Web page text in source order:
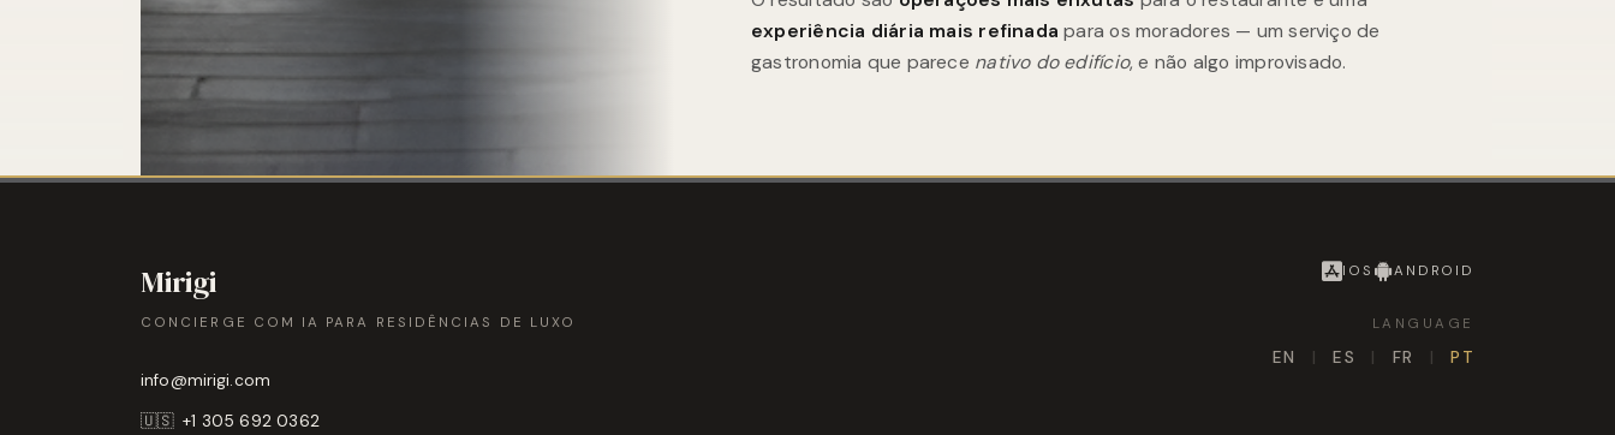
experiência diária mais refinada para os moradores — um serviço de
gastronomia que parece nativo do edifício, e não algo improvisado.
Mirigi
CONCIERGE COM IA PARA RESIDÊNCIAS DE LUXO
info@mirigi.com
🇺🇸 +1 305 692 0362
IOS ANDROID
LANGUAGE
EN ES FR PT